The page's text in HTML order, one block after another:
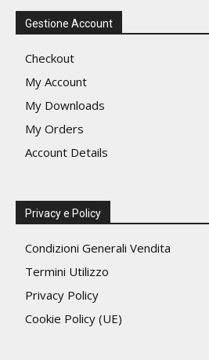
Gestione Account
Checkout
My Account
My Downloads
My Orders
Account Details
Privacy e Policy
Condizioni Generali Vendita
Termini Utilizzo
Privacy Policy
Cookie Policy (UE)